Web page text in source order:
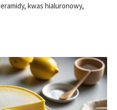
kwas hialuronowy,